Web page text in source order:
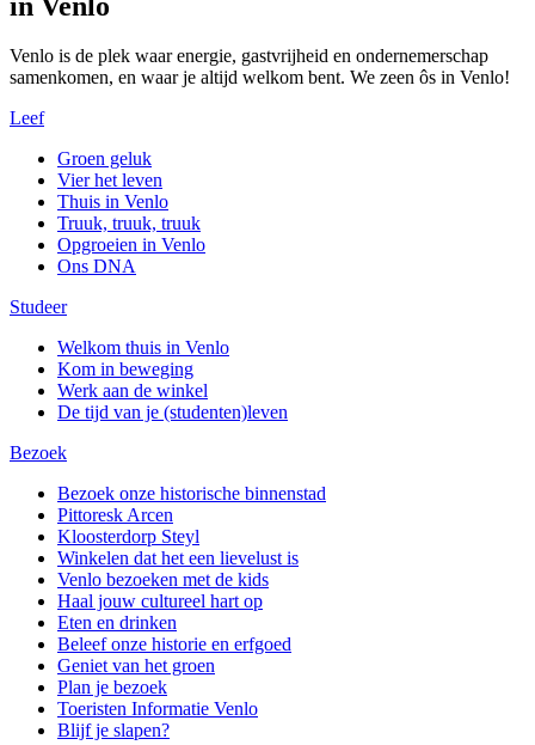
Venlo is de plek waar energie, gastvrijheid en ondernemerschap
samenkomen, en waar je altijd welkom bent. We zeen ôs in Venlo!
Leef
Groen geluk
Vier het leven
Thuis in Venlo
Truuk, truuk, truuk
Opgroeien in Venlo
Ons DNA
Studeer
Welkom thuis in Venlo
Kom in beweging
Werk aan de winkel
De tijd van je (studenten)leven
Bezoek
Bezoek onze historische binnenstad
Pittoresk Arcen
Kloosterdorp Steyl
Winkelen dat het een lievelust is
Venlo bezoeken met de kids
Haal jouw cultureel hart op
Eten en drinken
Beleef onze historie en erfgoed
Geniet van het groen
Plan je bezoek
Toeristen Informatie Venlo
Blijf je slapen?